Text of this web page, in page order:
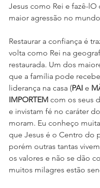
Jesus como Rei e fazê-lO
maior agressão no
Restaurar a confiança é
volta como Rei na
restaurada. Um dos
que a família pode
liderança na casa (PAI e
IMPORTEM com os seus
e invistam fé no caráter
moram. Eu conheço
que Jesus é o Centro do
porém outras tantas
os valores e não se dão
muitos milagres estão